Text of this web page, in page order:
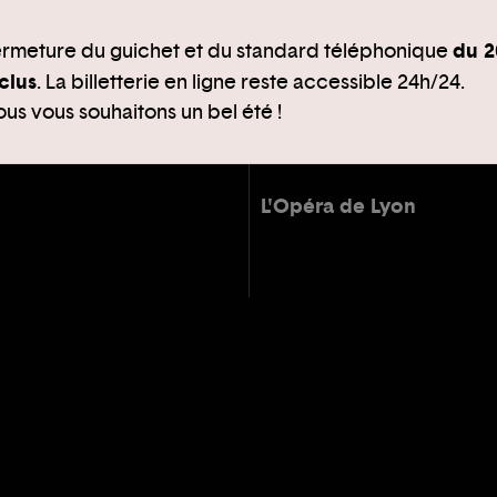
du guichet et du standard téléphoniquedu
. La billetterie en ligne reste accessible 24h/24.
vous souhaitons un bel été !
L'Opéra de Lyon